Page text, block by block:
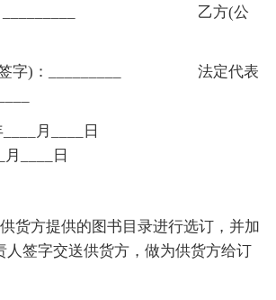
)：_________ 乙方(公
(签字)：_________ 法定代表
年____月____日
月____日
货方提供的图书目录进行选订，并加
人签字交送供货方，做为供货方给订